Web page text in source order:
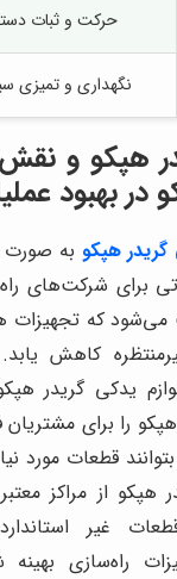
حرکت و ثبات
نگهداری و تمیزی
هپكو و
در بهبود
گريدر هپكو به صورت
شرکت‌های
که تجهیزات
کاهش
يدكى گريدر
را برای
قطعات مورد
هپكو از مراکز
غیر
راه‌سازی